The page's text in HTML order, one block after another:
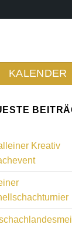
KALENDER
Kreativ